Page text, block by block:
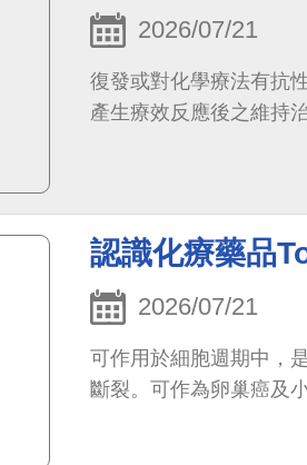
2026/07/21
復發或對化學療法有抗
產生療效反應後之維持治
認識化療藥品
2026/07/21
可作用於細胞週期中，
斷裂。可作為卵巢癌及